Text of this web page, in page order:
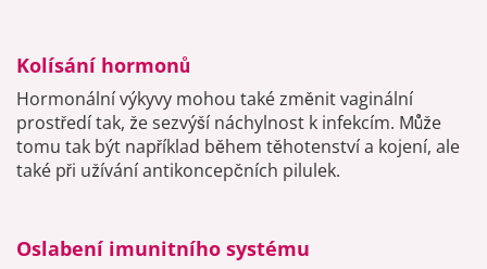
Kolísání hormonů
Hormonální výkyvy mohou také změnit vaginální
prostředí tak, že sezvýší náchylnost k infekcím. Může
tomu tak být například během těhotenství a kojení, ale
také při užívání antikoncepčních pilulek.
Oslabení imunitního systému